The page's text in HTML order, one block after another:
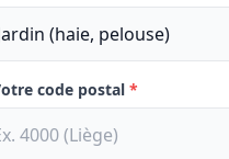
code postal*